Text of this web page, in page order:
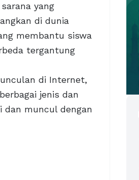
yang
di dunia
membantu siswa
tergantung
di Internet,
jenis dan
dan muncul dengan